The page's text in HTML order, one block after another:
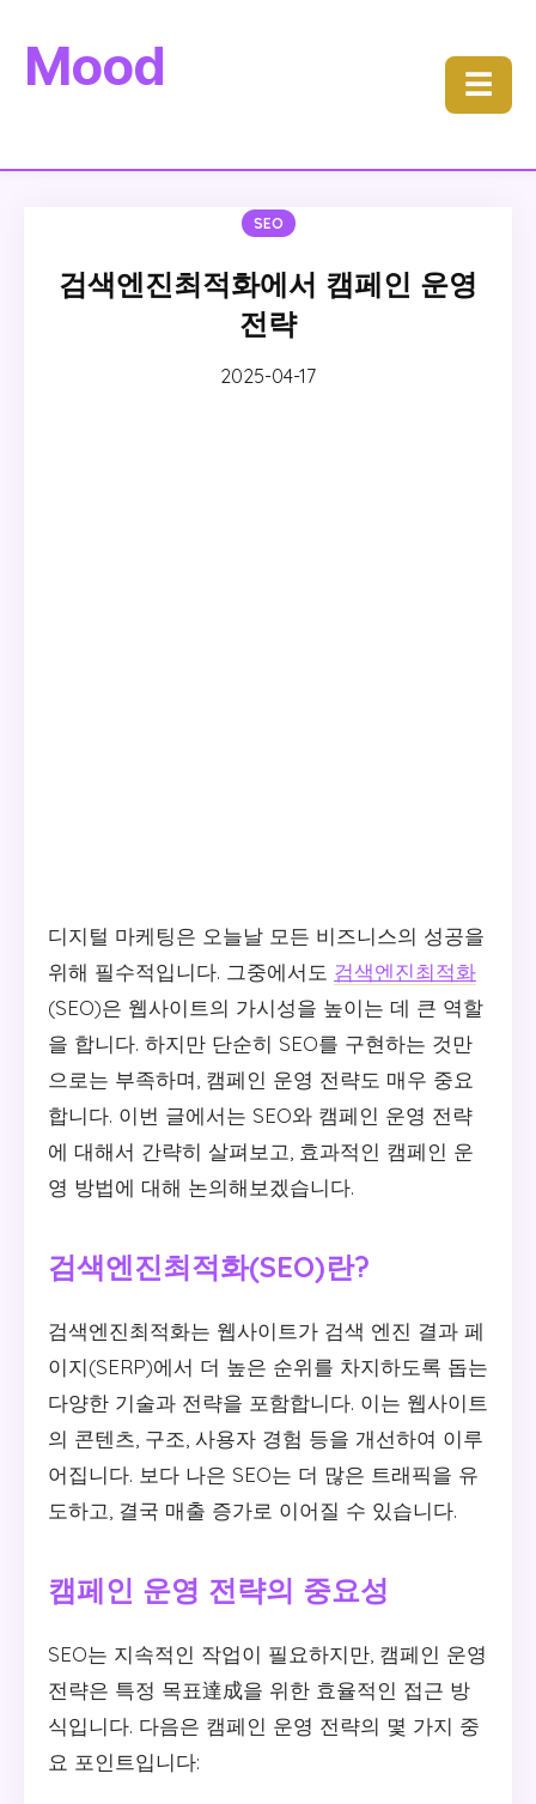
Mood ☰
SEO
검색엔진최적화에서 캠페인 운영
전략
2025-04-17
디지털 마케팅은 오늘날 모든 비즈니스의 성공을
위해 필수적입니다. 그중에서도 검색엔진최적화
(SEO)은 웹사이트의 가시성을 높이는 데 큰 역할
을 합니다. 하지만 단순히 SEO를 구현하는 것만
으로는 부족하며, 캠페인 운영 전략도 매우 중요
합니다. 이번 글에서는 SEO와 캠페인 운영 전략
에 대해서 간략히 살펴보고, 효과적인 캠페인 운
영 방법에 대해 논의해보겠습니다.
검색엔진최적화(SEO)란?
검색엔진최적화는 웹사이트가 검색 엔진 결과 페
이지(SERP)에서 더 높은 순위를 차지하도록 돕는
다양한 기술과 전략을 포함합니다. 이는 웹사이트
의 콘텐츠, 구조, 사용자 경험 등을 개선하여 이루
어집니다. 보다 나은 SEO는 더 많은 트래픽을 유
도하고, 결국 매출 증가로 이어질 수 있습니다.
캠페인 운영 전략의 중요성
SEO는 지속적인 작업이 필요하지만, 캠페인 운영
전략은 특정 목표達成을 위한 효율적인 접근 방
식입니다. 다음은 캠페인 운영 전략의 몇 가지 중
요 포인트입니다: